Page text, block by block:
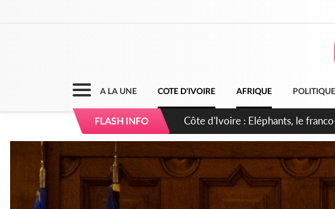
A LA UNE COTE D'IVOIRE AFRIQUE POLITIQUE
FLASH INFO Cameroun : 5 combattants